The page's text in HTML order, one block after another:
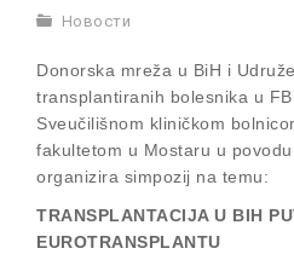
Новости
Donorska mreža u BiH i
transplantiranih bolesnika u
Sveučilišnom kliničkom
fakultetom u Mostaru u
organizira simpozij na temu:
TRANSPLANTACIJA U BIH
EUROTRANSPLANTU